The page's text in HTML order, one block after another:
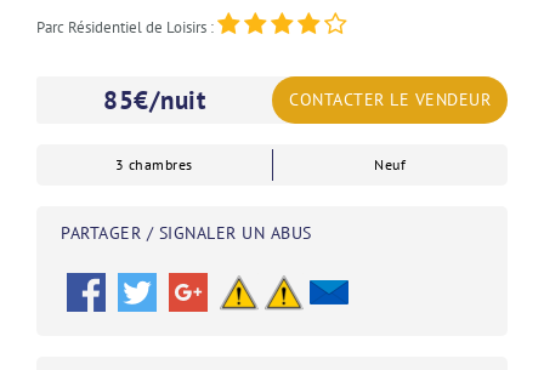
Parc Résidentiel de Loisirs :
85€/nuit CONTACTER LE VENDEUR
3 chambres Neuf
PARTAGER / SIGNALER UN ABUS